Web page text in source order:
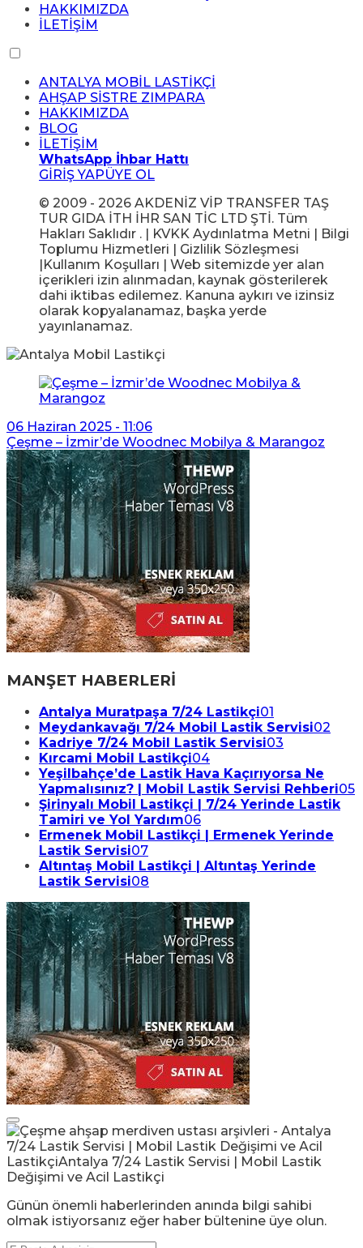
HAKKIMIZDA
İLETİŞİM
ANTALYA MOBİL LASTİKÇİ
AHŞAP SİSTRE ZIMPARA
HAKKIMIZDA
BLOG
İLETİŞİM
WhatsApp İhbar Hattı
GİRİŞ YAPÜYE OL
© 2009 - 2026 AKDENİZ VİP TRANSFER TAŞ
TUR GIDA İTH İHR SAN TİC LTD ŞTİ. Tüm
Hakları Saklıdır . | KVKK Aydınlatma Metni | Bilgi
Toplumu Hizmetleri | Gizlilik Sözleşmesi
|Kullanım Koşulları | Web sitemizde yer alan
içerikleri izin alınmadan, kaynak gösterilerek
dahi iktibas edilemez. Kanuna aykırı ve izinsiz
olarak kopyalanamaz, başka yerde
yayınlanamaz.
06 Haziran 2025 - 11:06
Çeşme – İzmir’de Woodnec Mobilya & Marangoz
MANŞET HABERLERİ
Antalya Muratpaşa 7/24 Lastikçi01
Meydankavağı 7/24 Mobil Lastik Servisi02
Kadriye 7/24 Mobil Lastik Servisi03
Kırcami Mobil Lastikçi04
Yeşilbahçe’de Lastik Hava Kaçırıyorsa Ne
Yapmalısınız? | Mobil Lastik Servisi Rehberi05
Şirinyalı Mobil Lastikçi | 7/24 Yerinde Lastik
Tamiri ve Yol Yardım06
Ermenek Mobil Lastikçi | Ermenek Yerinde
Lastik Servisi07
Altıntaş Mobil Lastikçi | Altıntaş Yerinde
Lastik Servisi08
Günün önemli haberlerinden anında bilgi sahibi
olmak istiyorsanız eğer haber bültenine üye olun.